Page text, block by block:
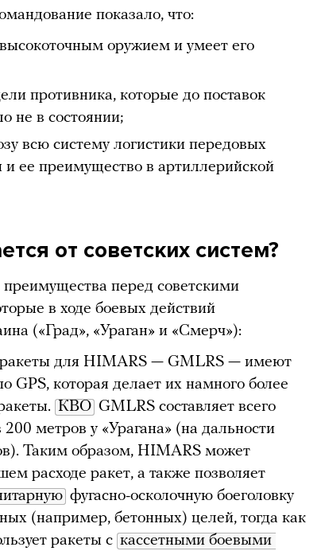
показало, что:
оружием и умеет его
противника, которые до поставок
не в состоянии;
всю систему логистики передовых
и ее преимущество в артиллерийской
от советских систем?
перед советскими
в ходе боевых действий
(«Град», «Ураган» и «Смерч»):
ракеты для HIMARS — GMLRS — имеют
GPS, которая делает их намного более
КВО GMLRS составляет всего
метров у «Урагана» (на дальности
Таким образом, HIMARS может
расходе ракет, а также позволяет
фугасно-осколочную боеголовку
(например, бетонных) целей, тогда как
ракеты с кассетными боевыми